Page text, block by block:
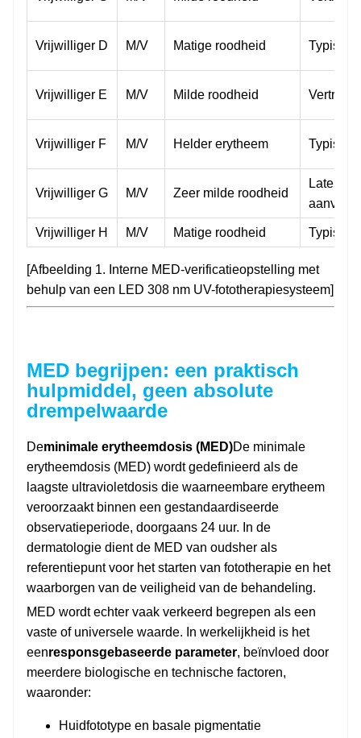
Vrijwilliger D M/V Matige roodheid Typisch
Vrijwilliger E M/V Milde roodheid
Vrijwilliger F M/V Helder erytheem Typisch
Vrijwilliger G M/V Zeer milde roodheid
Late
aanvang
Vrijwilliger H M/V Matige roodheid Typisch
[Afbeelding 1. Interne MED-verificatieopstelling met
behulp van een LED 308 nm UV-fototherapiesysteem]
MED begrijpen: een praktisch
hulpmiddel, geen absolute
drempelwaarde
Deminimale erytheemdosis (MED)De minimale
erytheemdosis (MED) wordt gedefinieerd als de
laagste ultravioletdosis die waarneembare erytheem
veroorzaakt binnen een gestandaardiseerde
observatieperiode, doorgaans 24 uur. In de
dermatologie dient de MED van oudsher als
referentiepunt voor het starten van fototherapie en het
waarborgen van de veiligheid van de behandeling.
MED wordt echter vaak verkeerd begrepen als een
vaste of universele waarde. In werkelijkheid is het
eenresponsgebaseerde parameter, beïnvloed door
meerdere biologische en technische factoren,
waaronder:
Huidfototype en basale pigmentatie